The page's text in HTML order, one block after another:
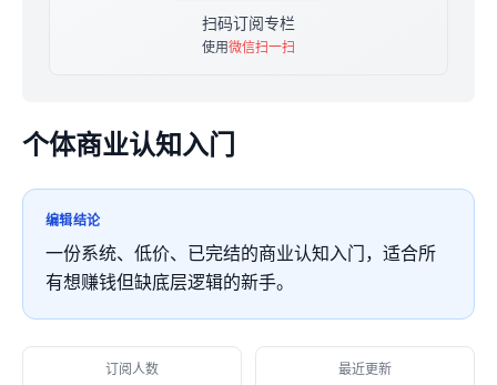
扫码订阅专栏
使用微信扫一扫
个体商业认知入门
编辑结论
一份系统、低价、已完结的商业认知入门，适合所
有想赚钱但缺底层逻辑的新手。
订阅人数 最近更新